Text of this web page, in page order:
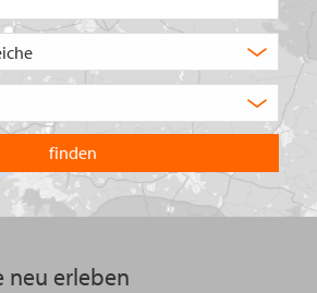
in
welchem
Land
Sie
suchen
neu erleben